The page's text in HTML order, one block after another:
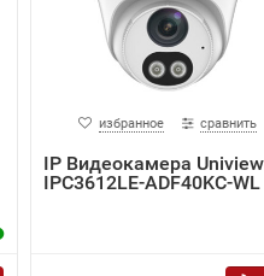
избранное сравнить
IP Видеокамера Uniview
IPC3612LE-ADF40KC-WL